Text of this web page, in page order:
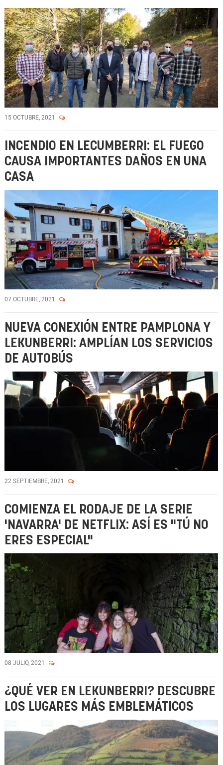
15 OCTUBRE, 2021
INCENDIO EN LECUMBERRI: EL FUEGO
CAUSA IMPORTANTES DAÑOS EN UNA
CASA
07 OCTUBRE, 2021
NUEVA CONEXIÓN ENTRE PAMPLONA Y
LEKUNBERRI: AMPLÍAN LOS SERVICIOS
DE AUTOBÚS
22 SEPTIEMBRE, 2021
COMIENZA EL RODAJE DE LA SERIE
'NAVARRA' DE NETFLIX: ASÍ ES "TÚ NO
ERES ESPECIAL"
08 JULIO, 2021
¿QUÉ VER EN LEKUNBERRI? DESCUBRE
LOS LUGARES MÁS EMBLEMÁTICOS